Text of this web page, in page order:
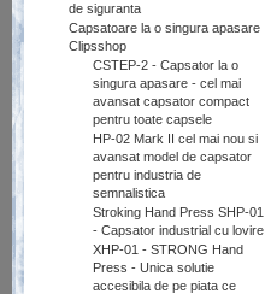
de siguranta
Capsatoare la o singura apasare
Clipsshop
CSTEP-2 - Capsator la o
singura apasare - cel mai
avansat capsator compact
pentru toate capsele
HP-02 Mark II cel mai nou si
avansat model de capsator
pentru industria de
semnalistica
Stroking Hand Press SHP-01
- Capsator industrial cu lovire
XHP-01 - STRONG Hand
Press - Unica solutie
accesibila de pe piata ce